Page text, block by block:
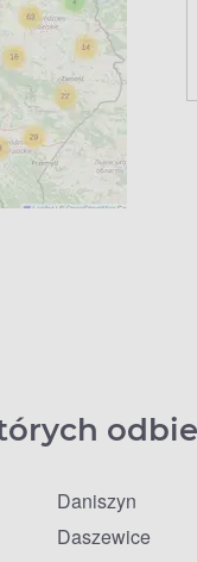
Daniszyn
Daszewice